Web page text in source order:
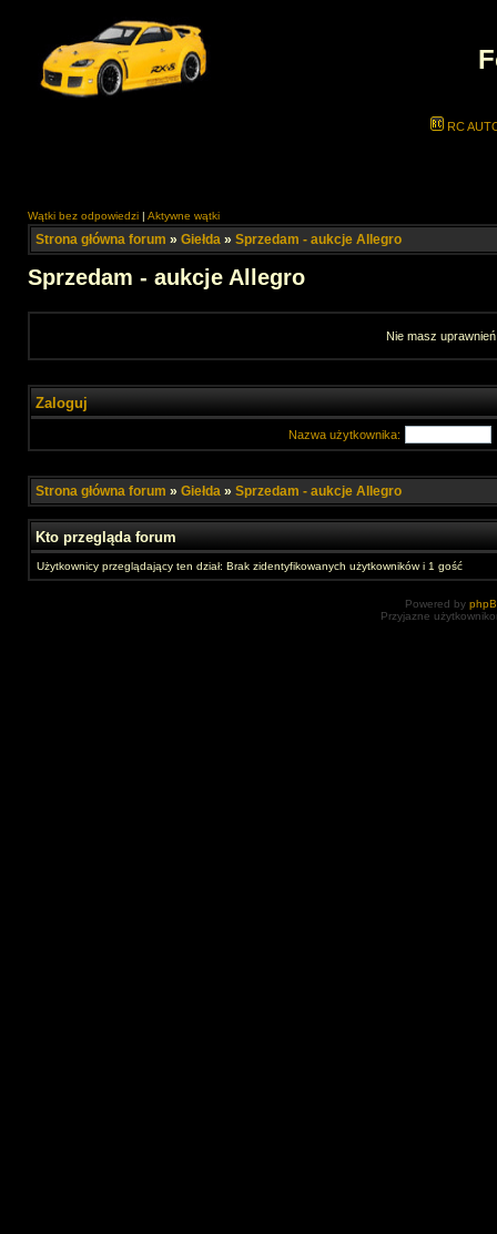
RC
Wątki bez odpowiedzi | Aktywne wątki
Strona główna forum » Giełda » Sprzedam - aukcje Allegro
Sprzedam - aukcje Allegro
Nie masz
Zaloguj
Nazwa użytkownika:
Strona główna forum » Giełda » Sprzedam - aukcje Allegro
Kto przegląda forum
Użytkownicy przeglądający ten dział: Brak zidentyfikowanych użytkowników i 1 gość
Powered by
Przyjazne